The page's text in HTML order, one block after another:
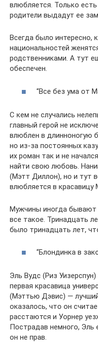
влюбляется. Только
родители выдадут ее
Всегда было интересно,
национальностей
родственниками. А тут
обеспечен.
“Все без ума от
С кем не случались
главный герой не
влюблен в длинноногую
но из-за постоянных
их роман так и не
найти свою любовь.
(Мэтт Диллон), но и тут
влюбляется в красавицу
Мужчины иногда бывают
все такое. Тринадцать
было тринадцать лет,
“Блондинка в
Эль Вудс (Риз
первая красавица
(Мэттью Дэвис) —
оказалось, что он
расстаются и Уорнер
Пострадав немного, Эль
он не прав.